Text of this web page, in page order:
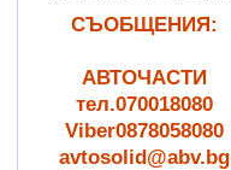
СЪОБЩЕНИЯ:
АВТОЧАСТИ
тел.070018080
Viber0878058080
avtosolid@abv.bg